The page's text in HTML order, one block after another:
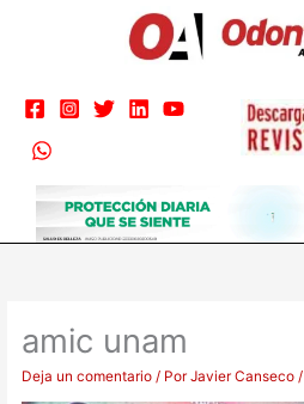
amic unam
Deja un comentario / PorJavier Canseco/